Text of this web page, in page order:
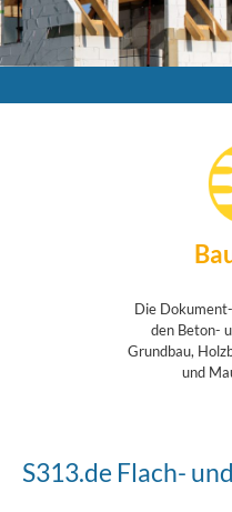
Die
den Beton-
Grundbau,
und
S313.de Flach-